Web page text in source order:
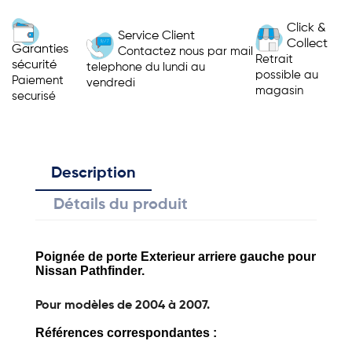
Garanties
sécurité
Paiement
securisé
Service Client
Contactez nous par mail
telephone du lundi au
vendredi
Click &
Collect
Retrait
possible au
magasin
Description
Détails du produit
Poignée de porte Exterieur arriere gauche pour
Nissan Pathfinder.
Pour modèles de 2004 à 2007.
Références correspondantes :